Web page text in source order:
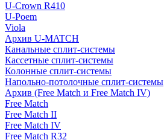
U-Crown R410
U-Poem
Viola
Архив U-MATCH
Канальные сплит-системы
Кассетные сплит-системы
Колонные сплит-системы
Напольно-потолочные сплит-системы
Архив (Free Match и Free Match IV)
Free Match
Free Match II
Free Match IV
Free Match R32